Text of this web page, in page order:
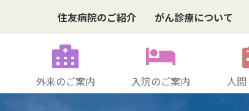
住友病院のご紹介 がん診療について
外来のご案内 入院のご案内 人